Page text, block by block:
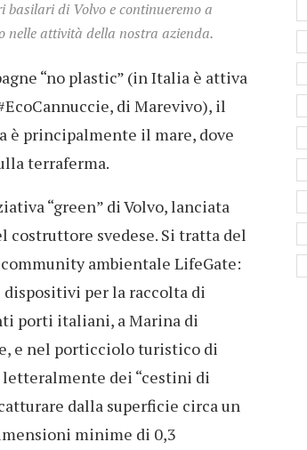
basilari di Volvo e continueremo a
nelle attività della nostra azienda.
“no plastic” (in Italia è attiva
di Marevivo), il
è principalmente il mare, dove
terraferma.
“green” di Volvo, lanciata
svedese. Si tratta del
ambientale LifeGate:
per la raccolta di
porti italiani, a Marina di
e nel porticciolo turistico di
letteralmente dei “cestini di
dalla superficie circa un
minime di 0,3